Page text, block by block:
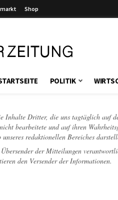
Shop
POLITIK
Inhalte Dritter, die uns tagtäglich auf
bearbeitete und auf ihren
redaktionellen Bereiches
der Mitteilungen
den Versender der Informationen.